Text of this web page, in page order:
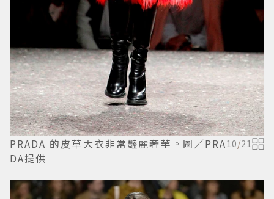
PRADA 的皮草大衣非常豔麗奢華。圖／PRA
DA提供
10/21